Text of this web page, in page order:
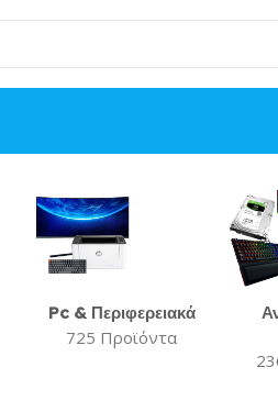
Pc & Περιφερειακά
725 Προϊόντα